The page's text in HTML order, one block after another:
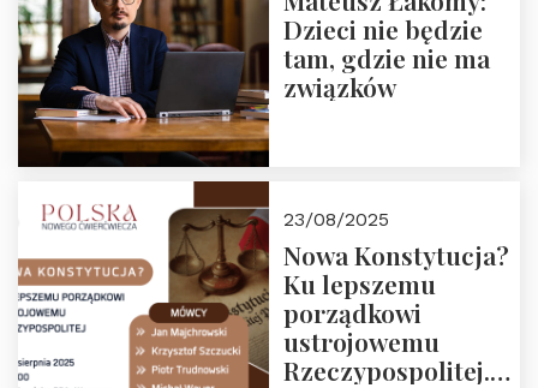
Dzieci nie będzie
tam, gdzie nie ma
związków
23/08/2025
Nowa Konstytucja?
Ku lepszemu
porządkowi
ustrojowemu
Rzeczypospolitej.